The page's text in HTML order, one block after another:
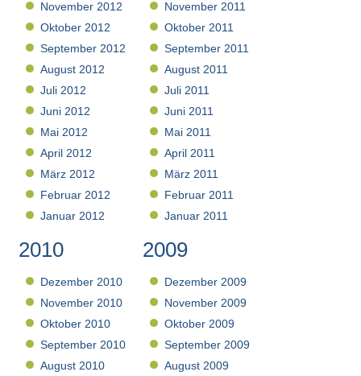
November 2012
Oktober 2012
September 2012
August 2012
Juli 2012
Juni 2012
Mai 2012
April 2012
März 2012
Februar 2012
Januar 2012
November 2011
Oktober 2011
September 2011
August 2011
Juli 2011
Juni 2011
Mai 2011
April 2011
März 2011
Februar 2011
Januar 2011
2010
Dezember 2010
November 2010
Oktober 2010
September 2010
August 2010
2009
Dezember 2009
November 2009
Oktober 2009
September 2009
August 2009